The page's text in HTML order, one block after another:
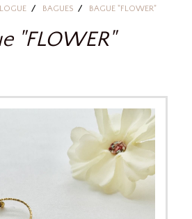
BAGUES BAGUE "FLOWER"
"FLOWER"